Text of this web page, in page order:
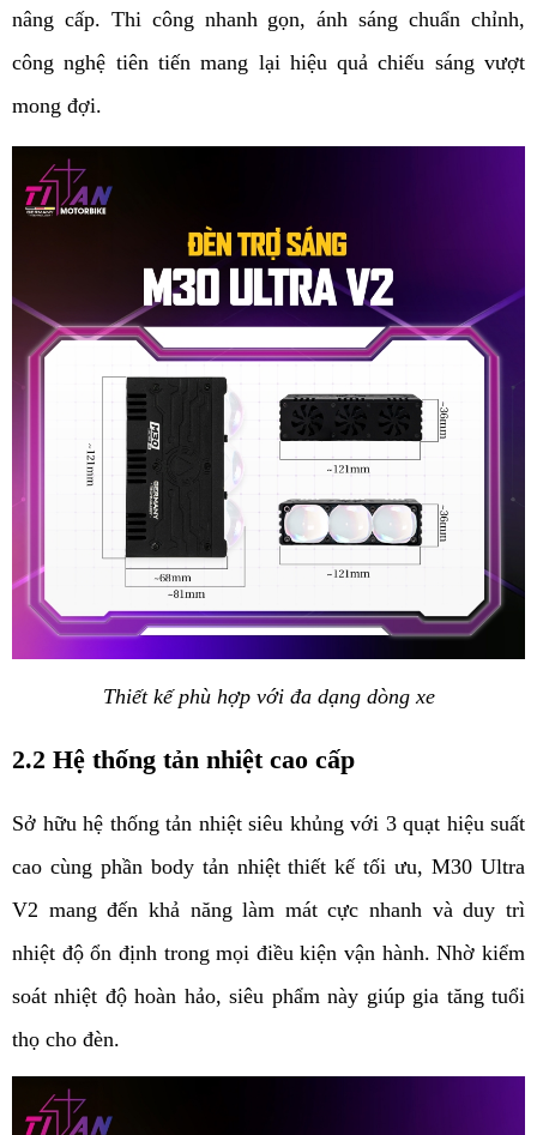
nâng cấp. Thi công nhanh gọn, ánh sáng chuẩn chỉnh,
công nghệ tiên tiến mang lại hiệu quả chiếu sáng vượt
mong đợi.
Thiết kế phù hợp với đa dạng dòng xe
2.2 Hệ thống tản nhiệt cao cấp
Sở hữu hệ thống tản nhiệt siêu khủng với 3 quạt hiệu suất
cao cùng phần body tản nhiệt thiết kế tối ưu, M30 Ultra
V2 mang đến khả năng làm mát cực nhanh và duy trì
nhiệt độ ổn định trong mọi điều kiện vận hành. Nhờ kiểm
soát nhiệt độ hoàn hảo, siêu phẩm này giúp gia tăng tuổi
thọ cho đèn.